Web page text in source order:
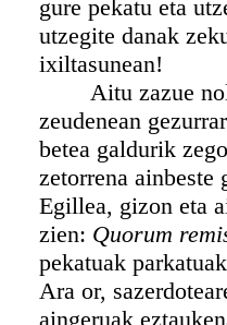
gure pekatu eta
utzegite danak
ixiltasunean!
Aitu zazue nola
zeudenean
betea galdurik
zetorrena ainbeste
Egillea, gizon eta
zien: Quorum
pekatuak
Ara or,
aingeruak